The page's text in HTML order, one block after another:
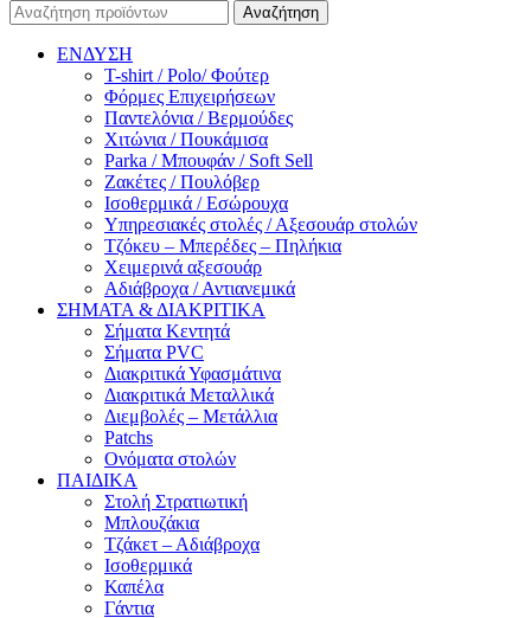
Αναζήτηση
ΕΝΔΥΣΗ
T-shirt / Polo/ Φούτερ
Φόρμες Επιχειρήσεων
Παντελόνια / Βερμούδες
Χιτώνια / Πουκάμισα
Parka / Μπουφάν / Soft Sell
Ζακέτες / Πουλόβερ
Ισοθερμικά / Εσώρουχα
Υπηρεσιακές στολές / Αξεσουάρ στολών
Τζόκευ – Μπερέδες – Πηλήκια
Χειμερινά αξεσουάρ
Αδιάβροχα / Αντιανεμικά
ΣΗΜΑΤΑ & ΔΙΑΚΡΙΤΙΚΑ
Σήματα Κεντητά
Σήματα PVC
Διακριτικά Υφασμάτινα
Διακριτικά Μεταλλικά
Διεμβολές – Μετάλλια
Patchs
Ονόματα στολών
ΠΑΙΔΙΚΑ
Στολή Στρατιωτική
Μπλουζάκια
Τζάκετ – Αδιάβροχα
Ισοθερμικά
Καπέλα
Γάντια